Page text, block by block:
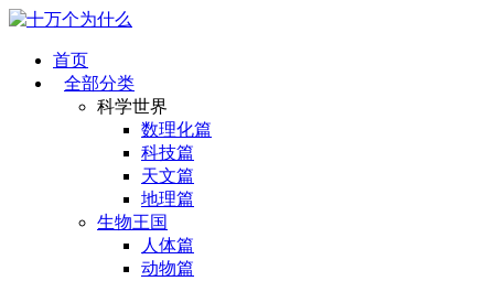
首页
全部分类
科学世界
数理化篇
科技篇
天文篇
地理篇
生物王国
人体篇
动物篇